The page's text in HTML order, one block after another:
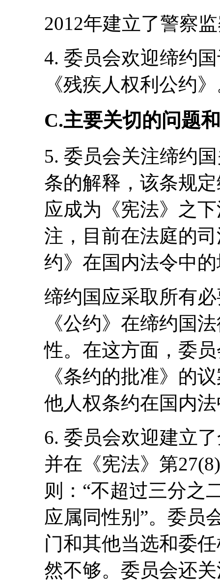
2012年建立了警察
4. 委员会欢迎缔约
《残疾人权利公约
C.主要关切的问题
5. 委员会关注缔约
条的解释，该条规
应成为《宪法》之
注，目前在法庭的
约》在国内法令中
缔约国应采取所有
《公约》在缔约国
性。在这方面，委
《条约的批准》的
他人权条约在国内
6. 委员会欢迎建立
并在《宪法》第
则：“不超过三分之
应属同性别”。委员
门和其他当选和委
然不够。委员会还